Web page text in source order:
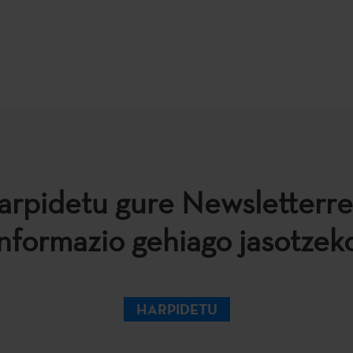
gure
gehiago
HARPIDETU